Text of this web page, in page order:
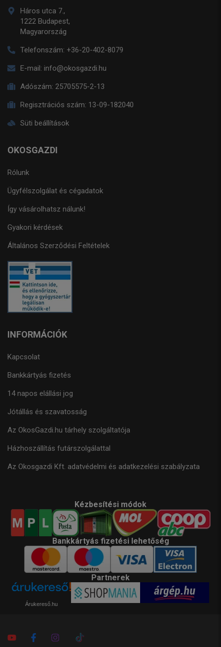
Háros utca 7.,
1222 Budapest,
Magyarország
Telefonszám: +36-20-402-8079
E-mail: info@okosgazdi.hu
Adószám: 25705575-2-13
Regisztrációs szám: 13-09-182040
Süti beállítások
OKOSGAZDI
Rólunk
Ügyfélszolgálat és cégadatok
Így vásárolhatsz nálunk!
Gyakori kérdések
Általános Szerződési Feltételek
INFORMÁCIÓK
Kapcsolat
Bankkártyás fizetés
14 napos elállási jog
Jótállás és szavatosság
Az OkosGazdi.hu tárhely szolgáltatója
Házhoszállítás futárszolgálattal
Az Okosgazdi Kft. adatvédelmi és adatkezelési szabályzata
Kézbesítési módok
Bankkártyás fizetési lehetőség
Partnerek
Árukereső.hu